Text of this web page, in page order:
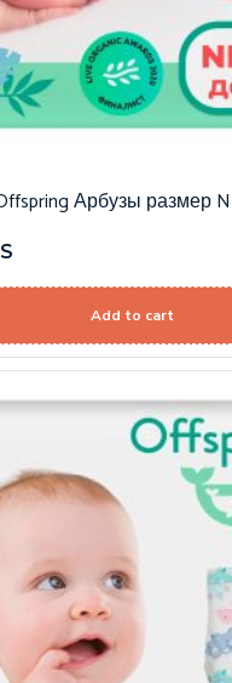
Арбузы размер
Add to cart